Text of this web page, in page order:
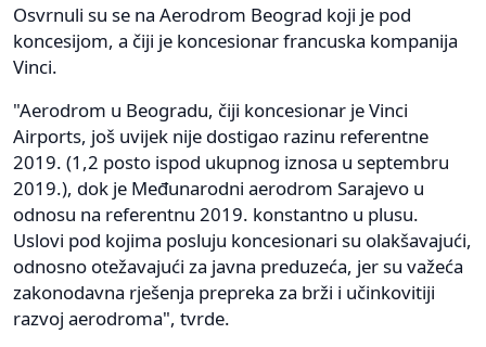
Osvrnuli su se na Aerodrom Beograd koji je pod
koncesijom, a čiji je koncesionar francuska kompanija
Vinci.
"Aerodrom u Beogradu, čiji koncesionar je Vinci
Airports, još uvijek nije dostigao razinu referentne
2019. (1,2 posto ispod ukupnog iznosa u septembru
2019.), dok je Međunarodni aerodrom Sarajevo u
odnosu na referentnu 2019. konstantno u plusu.
Uslovi pod kojima posluju koncesionari su olakšavajući,
odnosno otežavajući za javna preduzeća, jer su važeća
zakonodavna rješenja prepreka za brži i učinkovitiji
razvoj aerodroma", tvrde.